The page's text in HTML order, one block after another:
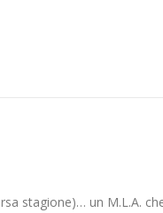
stagione)… un M.L.A.